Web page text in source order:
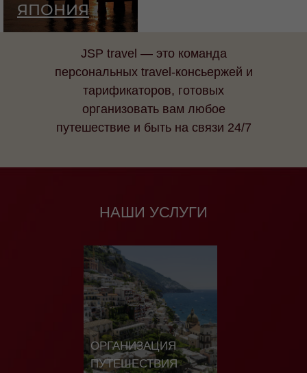
ЯПОНИЯ
JSP travel — это команда
персональных travel-консьержей и
тарификаторов, готовых
организовать вам любое
путешествие и быть на связи 24/7
НАШИ УСЛУГИ
ОРГАНИЗАЦИЯ
ПУТЕШЕСТВИЯ